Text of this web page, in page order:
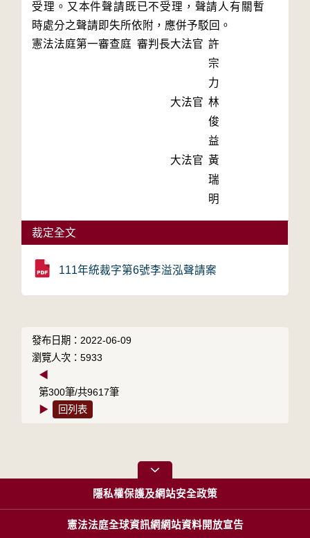
受理。又本件聲請既已不受理，聲請人有關暫
憲法法庭第一審查庭 審判長大法官 許
宗
力
大法官 林
俊
益
大法官 黃
瑞
明
裁定全文
111年統裁字第6號李溢泓聲請案
發布日期：2022-06-09
瀏覽人次：5933
◀
第300筆/共9617筆
▶
回列表
隱私權保護及網站安全政策
憲法法庭全球資訊網網站資料開放宣告